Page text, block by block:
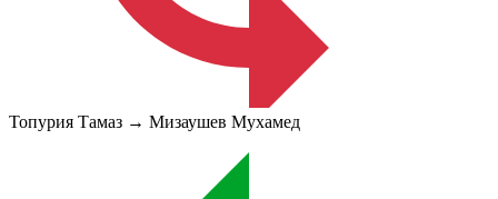
Топурия Тамаз → Мизаушев Мухамед